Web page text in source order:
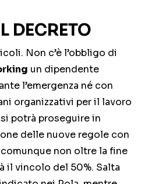
DECRETO
Non c’è l’obbligo di
un dipendente
l’emergenza né con
organizzativi per il lavoro
potrà proseguire in
delle nuove regole con
non oltre la fine
il vincolo del 50%. Salta